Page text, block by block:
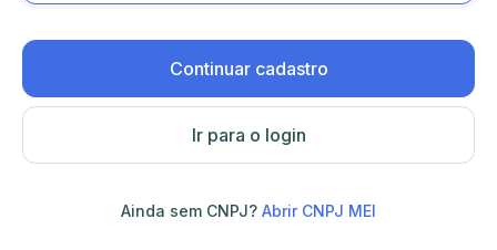
Continuar cadastro
Ir para o login
Ainda sem CNPJ? Abrir CNPJ MEI